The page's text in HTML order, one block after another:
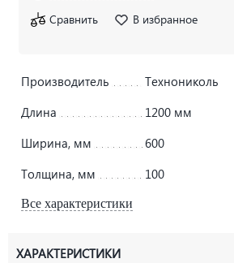
Сравнить В избранное
Производитель
Технониколь
Длина
1200 мм
Ширина, мм
600
Толщина, мм
100
Все характеристики
ХАРАКТЕРИСТИКИ